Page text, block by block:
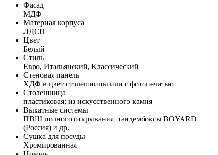
Фасад
МДФ
Материал корпуса
ЛДСП
Цвет
Белый
Стиль
Евро, Итальянский, Классический
Стеновая панель
ХДФ в цвет столешницы или с фотопечатью
Столешница
пластиковая; из искусственного камня
Выкатные системы
ПВШ полного открывания, тандембоксы BOYARD
(Россия) и др.
Сушка для посуды
Хромированная